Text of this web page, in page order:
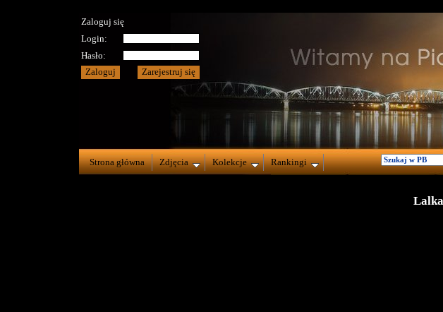
Zaloguj się
Login:
Hasło:
Strona główna Zdjęcia Kolekcje Rankingi